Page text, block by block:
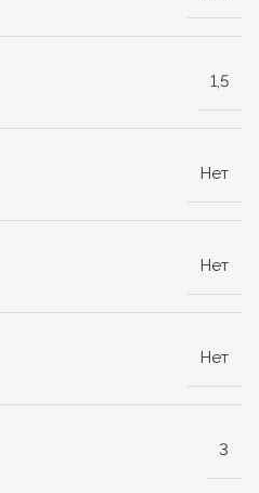
1,5
Нет
Нет
Нет
3